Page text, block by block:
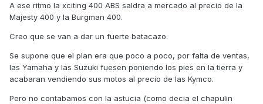
A ese ritmo la xciting 400 ABS saldra a mercado al precio de la
Majesty 400 y la Burgman 400.
Creo que se van a dar un fuerte batacazo.
Se supone que el plan era que poco a poco, por falta de ventas,
las Yamaha y las Suzuki fuesen poniendo los pies en la tierra y
acabaran vendiendo sus motos al precio de las Kymco.
Pero no contabamos con la astucia (como decia el chapulin